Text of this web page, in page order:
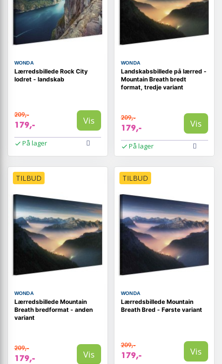
WONDA
Lærredsbillede Rock City
lodret - landskab
209,-
179,- Vis
På lager
WONDA
Landskabsbillede på lærred -
Mountain Breath bredt
format, tredje variant
209,-
179,- Vis
På lager
TILBUD
WONDA
Lærredsbillede Mountain
Breath bredformat - anden
variant
209,-
179,- Vis
TILBUD
WONDA
Lærredsbillede Mountain
Breath Bred - Første variant
209,-
179,- Vis